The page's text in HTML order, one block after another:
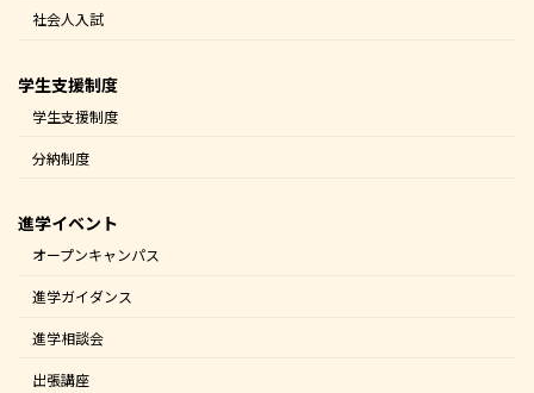
社会人入試
学生支援制度
学生支援制度
分納制度
進学イベント
オープンキャンパス
進学ガイダンス
進学相談会
出張講座